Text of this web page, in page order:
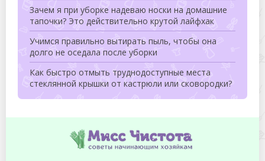
Зачем я при уборке надеваю носки на домашние
тапочки? Это действительно крутой лайфхак
Учимся правильно вытирать пыль, чтобы она
долго не оседала после уборки
Как быстро отмыть труднодоступные места
стеклянной крышки от кастрюли или сковородки?